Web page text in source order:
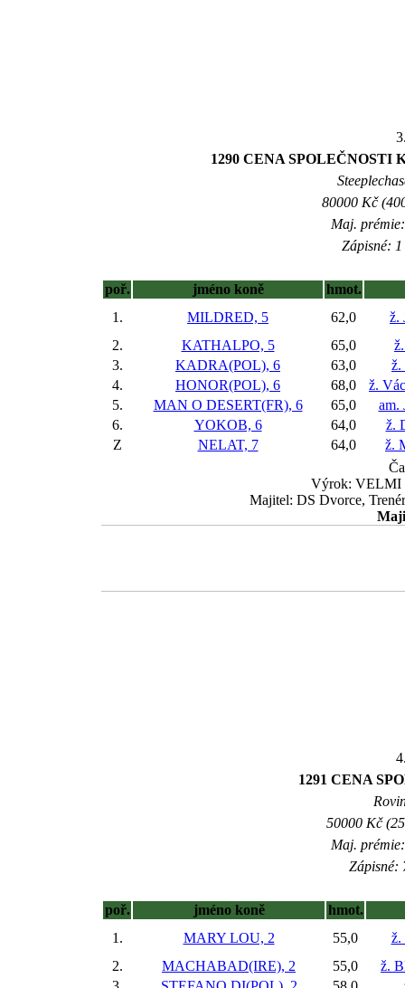
1290 CENA SPOLEČNOSTI
80000 Kč
Maj.
Zápisné:
poř. jméno koně
hmot.
1.
MILDRED, 5 62,0
ž.
2.
KATHALPO, 5 65,0
3.
KADRA(POL), 6 63,0
ž.
4.
HONOR(POL), 6 68,0
ž.
5.
MAN O DESERT(FR), 6 65,0
am.
6.
YOKOB, 6 64,0
ž.
Z
NELAT, 7 64,0
ž.
Výrok: VELMI
Majitel: DS Dvorce,
1291 CENA
50000 Kč
Maj.
Zápisné:
poř. jméno koně
hmot.
1.
MARY LOU, 2 55,0
ž.
2.
MACHABAD(IRE), 2 55,0
ž.